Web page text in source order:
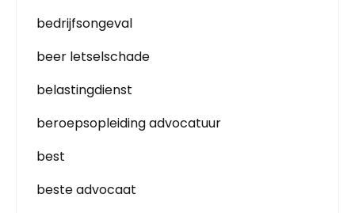
bedrijfsongeval
beer letselschade
belastingdienst
beroepsopleiding advocatuur
best
beste advocaat